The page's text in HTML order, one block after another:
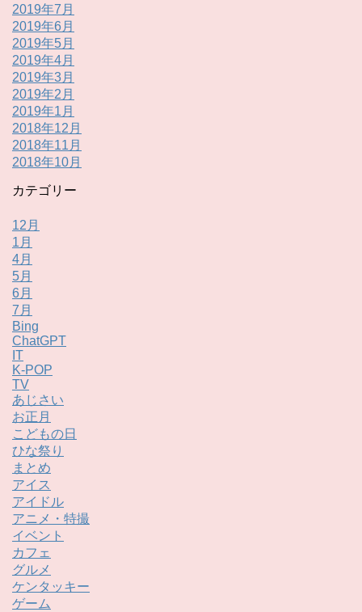
2019年7月
2019年6月
2019年5月
2019年4月
2019年3月
2019年2月
2019年1月
2018年12月
2018年11月
2018年10月
カテゴリー
12月
1月
4月
5月
6月
7月
Bing
ChatGPT
IT
K-POP
TV
あじさい
お正月
こどもの日
ひな祭り
まとめ
アイス
アイドル
アニメ・特撮
イベント
カフェ
グルメ
ケンタッキー
ゲーム